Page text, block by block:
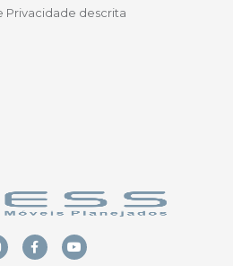
Privacidade descrita